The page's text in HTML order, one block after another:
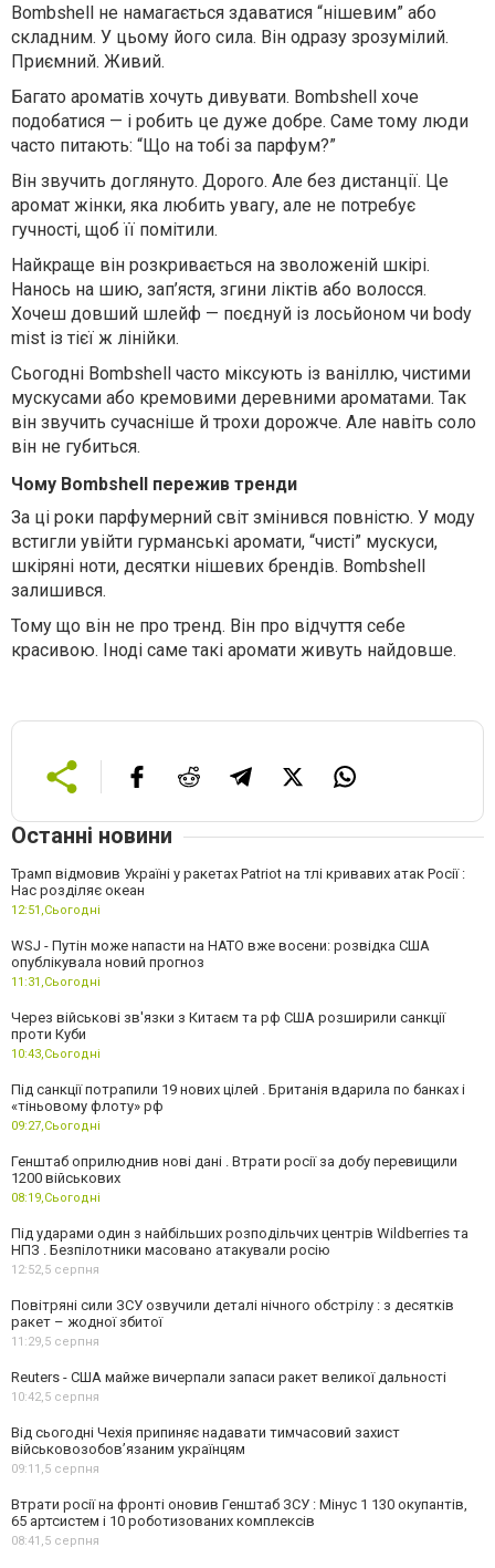
Bombshell не намагається здаватися “нішевим” або
складним. У цьому його сила. Він одразу зрозумілий.
Приємний. Живий.
Багато ароматів хочуть дивувати. Bombshell хоче
подобатися — і робить це дуже добре. Саме тому люди
часто питають: “Що на тобі за парфум?”
Він звучить доглянуто. Дорого. Але без дистанції. Це
аромат жінки, яка любить увагу, але не потребує
гучності, щоб її помітили.
Найкраще він розкривається на зволоженій шкірі.
Нанось на шию, зап’ястя, згини ліктів або волосся.
Хочеш довший шлейф — поєднуй із лосьйоном чи body
mist із тієї ж лінійки.
Сьогодні Bombshell часто міксують із ваніллю, чистими
мускусами або кремовими деревними ароматами. Так
він звучить сучасніше й трохи дорожче. Але навіть соло
він не губиться.
Чому Bombshell пережив тренди
За ці роки парфумерний світ змінився повністю. У моду
встигли увійти гурманські аромати, “чисті” мускуси,
шкіряні ноти, десятки нішевих брендів. Bombshell
залишився.
Тому що він не про тренд. Він про відчуття себе
красивою. Іноді саме такі аромати живуть найдовше.
Останні новини
Трамп відмовив Україні у ракетах Patriot на тлі кривавих атак Росії :
Нас розділяє океан
12:51,Сьогодні
WSJ - Путін може напасти на НАТО вже восени: розвідка США
опублікувала новий прогноз
11:31,Сьогодні
Через військові зв'язки з Китаєм та рф США розширили санкції
проти Куби
10:43,Сьогодні
Під санкції потрапили 19 нових цілей . Британія вдарила по банках і
«тіньовому флоту» рф
09:27,Сьогодні
Генштаб оприлюднив нові дані . Втрати росії за добу перевищили
1200 військових
08:19,Сьогодні
Під ударами один з найбільших розподільчих центрів Wildberries та
НПЗ . Безпілотники масовано атакували росію
12:52,5 серпня
Повітряні сили ЗСУ озвучили деталі нічного обстрілу : з десятків
ракет – жодної збитої
11:29,5 серпня
Reuters - США майже вичерпали запаси ракет великої дальності
10:42,5 серпня
Від сьогодні Чехія припиняє надавати тимчасовий захист
військовозобов’язаним українцям
09:11,5 серпня
Втрати росії на фронті оновив Генштаб ЗСУ : Мінус 1 130 окупантів,
65 артсистем і 10 роботизованих комплексів
08:41,5 серпня